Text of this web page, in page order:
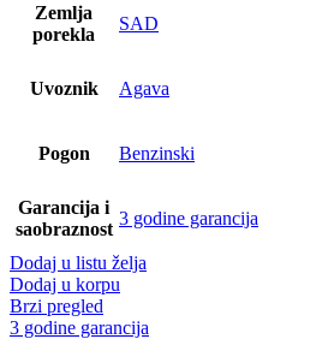
Zemlja
porekla
SAD
Uvoznik Agava
Pogon Benzinski
Garancija i
saobraznost
3 godine garancija
Dodaj u listu želja
Dodaj u korpu
Brzi pregled
3 godine garancija